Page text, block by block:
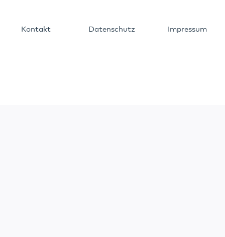
Impressum
Datenschutz
Kontakt